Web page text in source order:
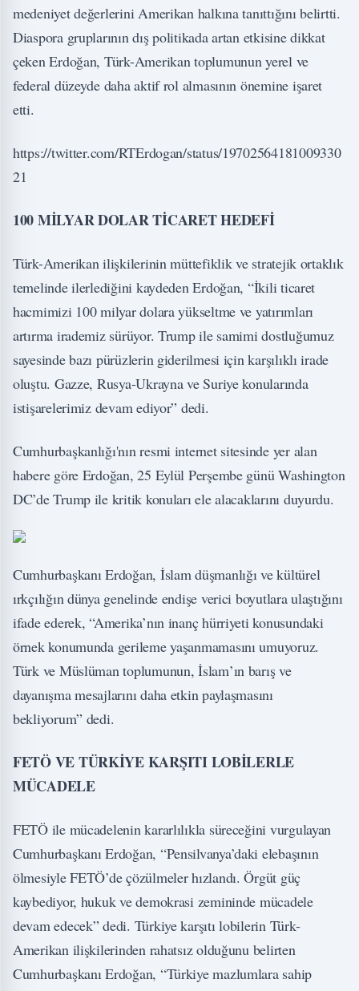
medeniyet değerlerini Amerikan halkına tanıttığını belirtti.
Diaspora gruplarının dış politikada artan etkisine dikkat
çeken Erdoğan, Türk-Amerikan toplumunun yerel ve
federal düzeyde daha aktif rol almasının önemine işaret
etti.
https://twitter.com/RTErdogan/status/19702564181009330
21
100 MİLYAR DOLAR TİCARET HEDEFİ
Türk-Amerikan ilişkilerinin müttefiklik ve stratejik ortaklık
temelinde ilerlediğini kaydeden Erdoğan, “İkili ticaret
hacmimizi 100 milyar dolara yükseltme ve yatırımları
artırma irademiz sürüyor. Trump ile samimi dostluğumuz
sayesinde bazı pürüzlerin giderilmesi için karşılıklı irade
oluştu. Gazze, Rusya-Ukrayna ve Suriye konularında
istişarelerimiz devam ediyor” dedi.
Cumhurbaşkanlığı'nın resmi internet sitesinde yer alan
habere göre Erdoğan, 25 Eylül Perşembe günü Washington
DC’de Trump ile kritik konuları ele alacaklarını duyurdu.
Cumhurbaşkanı Erdoğan, İslam düşmanlığı ve kültürel
ırkçılığın dünya genelinde endişe verici boyutlara ulaştığını
ifade ederek, “Amerika’nın inanç hürriyeti konusundaki
örnek konumunda gerileme yaşanmamasını umuyoruz.
Türk ve Müslüman toplumunun, İslam’ın barış ve
dayanışma mesajlarını daha etkin paylaşmasını
bekliyorum” dedi.
FETÖ VE TÜRKİYE KARŞITI LOBİLERLE
MÜCADELE
FETÖ ile mücadelenin kararlılıkla süreceğini vurgulayan
Cumhurbaşkanı Erdoğan, “Pensilvanya’daki elebaşının
ölmesiyle FETÖ’de çözülmeler hızlandı. Örgüt güç
kaybediyor, hukuk ve demokrasi zemininde mücadele
devam edecek” dedi. Türkiye karşıtı lobilerin Türk-
Amerikan ilişkilerinden rahatsız olduğunu belirten
Cumhurbaşkanı Erdoğan, “Türkiye mazlumlara sahip